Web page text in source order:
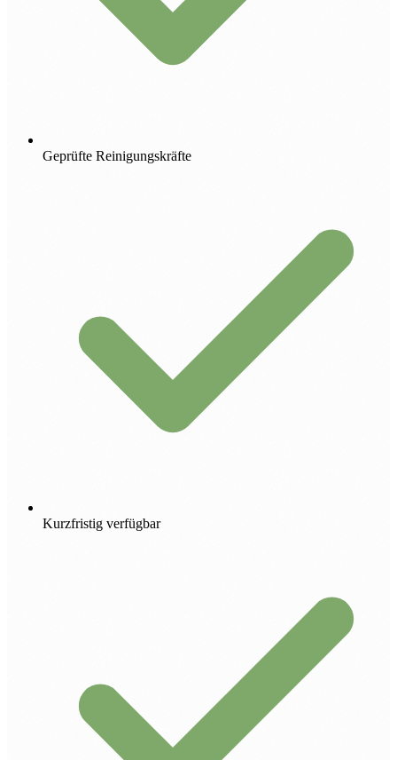
Geprüfte Reinigungskräfte
Kurzfristig verfügbar